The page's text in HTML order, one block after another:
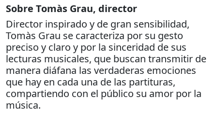
Sobre Tomàs Grau, director
Director inspirado y de gran sensibilidad,
Tomàs Grau se caracteriza por su gesto
preciso y claro y por la sinceridad de sus
lecturas musicales, que buscan transmitir de
manera diáfana las verdaderas emociones
que hay en cada una de las partituras,
compartiendo con el público su amor por la
música.